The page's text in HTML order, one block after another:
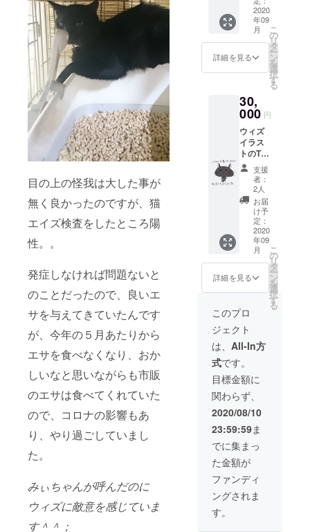
目の上の怪我は大した事が
無く良かったのですが、猫
エイズ検査をしたところ陽
性。。
発症しなければ問題ないと
のことだったので、良いエ
サを与えてきていたんです
が、今年の５月あたりから
エサを食べなくなり、おか
しいなと思いながらも市販
のエサは食べてくれていた
ので、コロナの影響もあ
り、やり過ごしていまし
た。
みぃちゃんが呼んだのに
ウィズに敵意を感じていま
す＾＾；
変更す
る場合
がござ
いま
す。
トカー
ド(3種)
とお礼
のメー
ル、治
療経過
の活動
送付さ
せてい
ただき
ます。
＊イラ
ストは
変更す
る場合
がござ
いま
す。
2020
年09
月
詳細を見る
こ
の
リ
タ
ー
ン
を
選
択
す
る
30,
000 円
ウィズ
イラス
トのT
シャツ
(Mサイ
ズ)、エ
コバッ
ク、イ
ラスト
ポスト
カード3
種、
ウィズ
のブサ
カワ写
真3種と
お礼の
メー
ル、治
療経過
の活動
報告を
送付さ
せてい
ただき
ます。
＊イラ
ストは
変更す
る場合
がござ
いま
す。
支援
者：
2人
お届
け予
定：
2020
年09
月
詳細を見る
こ
の
リ
タ
ー
ン
を
選
択
す
る
このプロ
ジェクト
は、 All-In方
式です。
目標金額に
関わらず、
2020/08/10
23:59:59ま
でに集まっ
た金額が
ファンディ
ングされま
す。